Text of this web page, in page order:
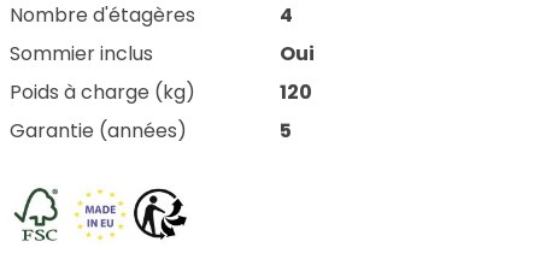
Nombre d'étagères
4
Sommier inclus
Oui
Poids à charge (kg)
120
Garantie (années)
5